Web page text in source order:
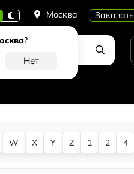
Москва
?
W X Y Z 1 2 4